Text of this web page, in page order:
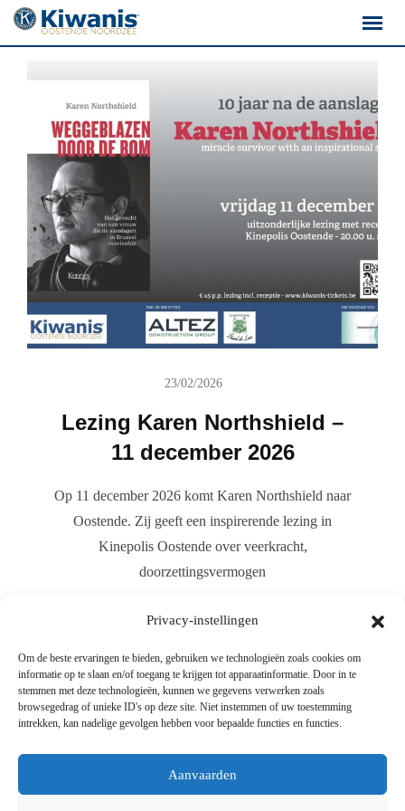
Privacy-instellingen
Om de beste ervaringen te bieden, gebruiken we technologieën zoals cookies om
informatie op te slaan en/of toegang te krijgen tot apparaatinformatie. Door in te
stemmen met deze technologieën, kunnen we gegevens verwerken zoals
browsegedrag of unieke ID's op deze site. Niet instemmen of uw toestemming
intrekken, kan nadelige gevolgen hebben voor bepaalde functies en functies.
Aanvaarden
23/02/2026
Lezing Karen Northshield –
11 december 2026
Op 11 december 2026 komt Karen Northshield naar
Oostende. Zij geeft een inspirerende lezing in
Kinepolis Oostende over veerkracht,
doorzettingsvermogen
READ MORE